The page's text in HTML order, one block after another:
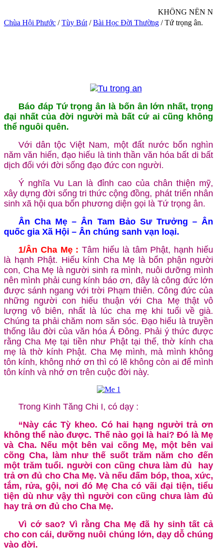
KHÔNG NÊN
Chùa Hội Phước / Tùy Bút / Bài Học Đời Thường / Tứ trọng ân.
Báo đáp Tứ trọng ân là bốn ân lớn nhất, trọng
đại nhất của đời người mà bất cứ ai cũng không
thể nguôi quên.
Với dân tộc Việt Nam, một đất nước bốn nghìn
năm văn hiến, đạo hiếu là tinh thần văn hóa bất di bất
dịch đối với đời sống đạo đức con người.
Ý nghĩa Vu Lan là đỉnh cao của chân thiện mỹ,
xây dựng đời sống tri thức cộng đồng, phát triển nhân
sinh xã hội qua bốn phương diện gọi là Tứ trọng ân.
Ân Cha Mẹ – Ân Tam Bảo Sư Trưởng – Ân
quốc gia Xã Hội – Ân chúng sanh vạn loại.
1/Ân Cha Mẹ : Tâm hiếu là tâm Phật, hạnh hiếu
là hạnh Phật. Hiếu kính Cha Mẹ là bổn phận người
con, Cha Mẹ là người sinh ra mình, nuôi dưỡng mình
nên mình phải cung kính báo ơn, đây là công đức lớn
được sánh ngang với trời Phạm thiên. Công đức của
những người con hiếu thuận với Cha Mẹ thật vô
lượng vô biên, nhất là lúc cha mẹ khi tuổi về già.
Chúng ta phải chăm nom săn sóc. Đạo hiếu là truyền
thống lâu đời của văn hóa Á Đông. Phải ý thức được
rằng Cha Mẹ tại tiền như Phật tại thế, thờ kính cha
mẹ là thờ kính Phật. Cha Mẹ mình, mà mình không
tôn kính, không nhớ ơn thì có lẽ không còn ai để mình
tôn kính và nhớ ơn trên cuộc đời này.
Trong Kinh Tăng Chi I, có dạy :
“Này các Tỳ kheo. Có hai hạng người trả ơn
không thể nào được. Thế nào gọi là hai? Đó là Mẹ
và Cha. Nếu một bên vai cõng Mẹ, một bên vai
cõng Cha, làm như thế suốt trăm năm cho đến
một trăm tuổi. người con cũng chưa làm đủ hay
trả ơn đủ cho Cha Mẹ. Và nếu đấm bóp, thoa, xức,
tắm, rửa, gội, nơi đó Mẹ Cha có vãi đại tiện, tiểu
tiện dù như vậy thì người con cũng chưa làm đủ
hay trả ơn đủ cho Cha Mẹ.
Vì cớ sao? Vì rằng Cha Mẹ đã hy sinh tất cả
cho con cái, dưỡng nuôi chúng lớn, dạy dỗ chúng
vào đời.